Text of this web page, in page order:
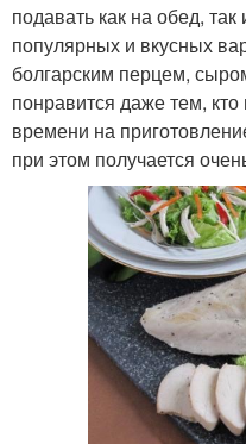
подавать как на обед,
популярных и вкусных
болгарским перцем,
понравится даже тем,
времени на
при этом получается